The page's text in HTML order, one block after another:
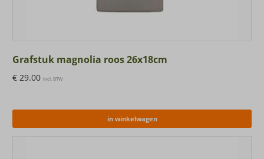
Grafstuk magnolia roos 26x18cm
€ 29.00 Incl. BTW
in winkelwagen